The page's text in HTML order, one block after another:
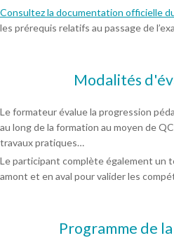
Consultez la documentation officielle
les prérequis relatifs au passage de
Modalités
Le formateur évalue la progression
au long de la formation au moyen de
travaux pratiques…
Le participant complète également un
amont et en aval pour valider les
Programme de